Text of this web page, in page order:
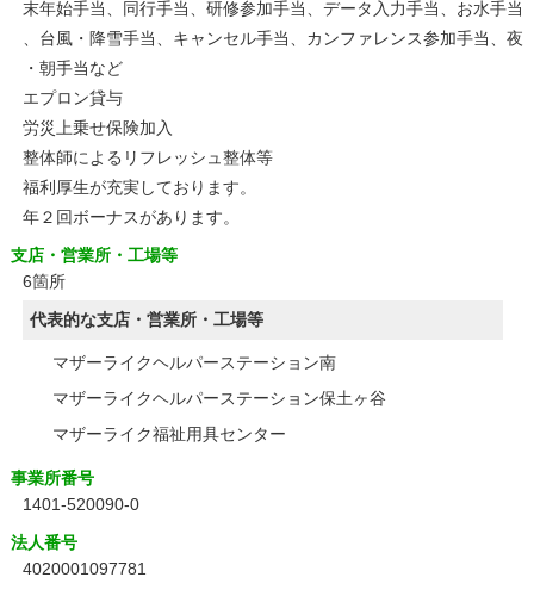
末年始手当、同行手当、研修参加手当、データ入力手当、お水手当
、台風・降雪手当、キャンセル手当、カンファレンス参加手当、夜
・朝手当など
エプロン貸与
労災上乗せ保険加入
整体師によるリフレッシュ整体等
福利厚生が充実しております。
年２回ボーナスがあります。
支店・営業所・工場等
6箇所
代表的な支店・営業所・工場等
マザーライクヘルパーステーション南
マザーライクヘルパーステーション保土ヶ谷
マザーライク福祉用具センター
事業所番号
1401-520090-0
法人番号
4020001097781